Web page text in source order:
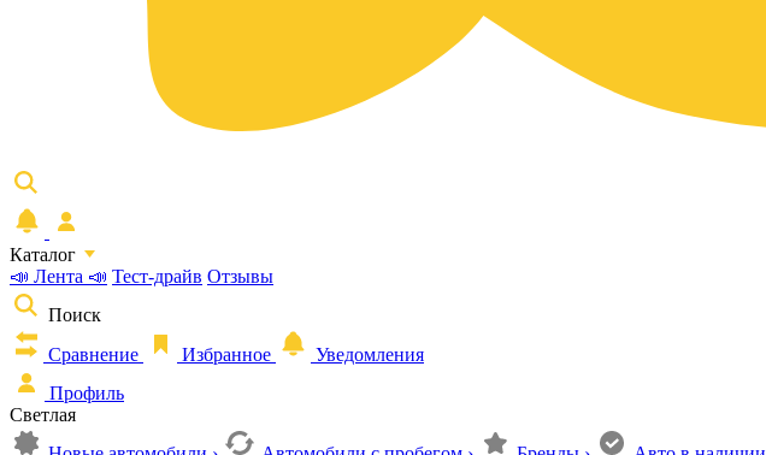
Каталог
📣 Лента 📣 Тест-драйв Отзывы
Поиск
Сравнение
Избранное
Уведомления
Профиль
Светлая